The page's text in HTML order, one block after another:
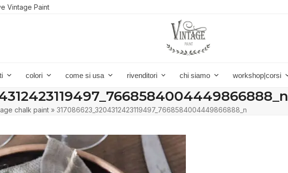
Vintage Paint
colori come si usa rivenditori chi siamo workshop|corsi
chalk paint »317086623_3204312423119497_7668584004449866888_n